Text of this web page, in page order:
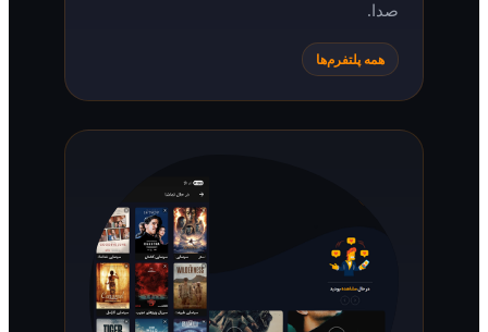
همه پلتفرم‌ها